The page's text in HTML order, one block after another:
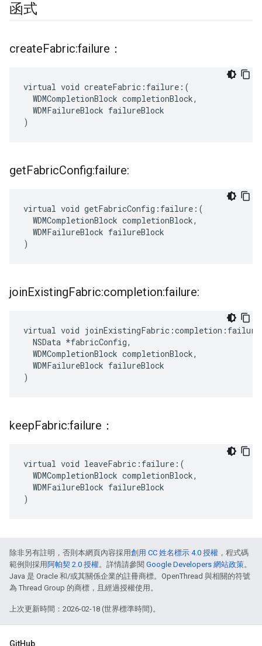
函式
createFabric:failure：
virtual void createFabric:failure:(
  WDMCompletionBlock completionBlock,
  WDMFailureBlock failureBlock
)
getFabricConfig:failure:
virtual void getFabricConfig:failure:(
  WDMCompletionBlock completionBlock,
  WDMFailureBlock failureBlock
)
joinExistingFabric:completion:failure:
virtual void
  NSData *fabricConfig,
  WDMCompletionBlock completionBlock,
  WDMFailureBlock failureBlock
)
keepFabric:failure：
virtual void leaveFabric:failure:(
  WDMCompletionBlock completionBlock,
  WDMFailureBlock failureBlock
)
除非另有註明，否則本網頁內容採用創用 CC 姓名標示 4.0 授權 ，程式碼
範例則採用 阿帕契 2.0 授權。詳情請參閱 Google Developers 網站政策。
Java 是 Oracle 和/或其關係企業的註冊商標。OpenThread 與相關的符號
為 Thread Group 的商標，且經過授權使用。
上次更新時間：2026-02-18 (世界標準時間)。
GitHub